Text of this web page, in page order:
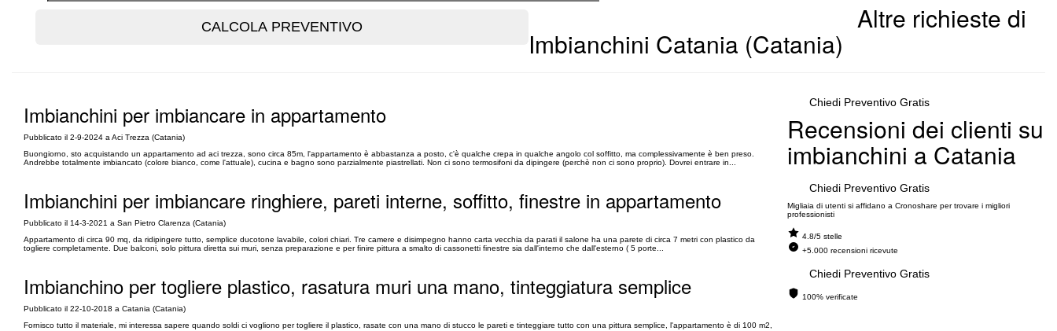
Altre richieste di
Imbianchini Catania (Catania)
Imbianchini per imbiancare in appartamento
Pubblicato il 2-9-2024 a Aci Trezza (Catania)
Buongiorno, sto acquistando un appartamento ad aci trezza, sono circa 85m, l'appartamento è abbastanza a posto, c'è qualche crepa in qualche angolo col soffitto, ma complessivamente è ben preso.
Andrebbe totalmente imbiancato (colore bianco, come l'attuale), cucina e bagno sono parzialmente piastrellati. Non ci sono termosifoni da dipingere (perchè non ci sono proprio). Dovrei entrare in...
Chiedi Preventivo Gratis
Imbianchini per imbiancare ringhiere, pareti interne, soffitto, finestre in appartamento
Pubblicato il 14-3-2021 a San Pietro Clarenza (Catania)
Appartamento di circa 90 mq, da ridipingere tutto, semplice ducotone lavabile, colori chiari. Tre camere e disimpegno hanno carta vecchia da parati il salone ha una parete di circa 7 metri con plastico da
togliere completamente. Due balconi, solo pittura diretta sui muri, senza preparazione e per finire pittura a smalto di cassonetti finestre sia dall'interno che dall'esterno ( 5 porte...
Chiedi Preventivo Gratis
Imbianchino per togliere plastico, rasatura muri una mano, tinteggiatura semplice
Pubblicato il 22-10-2018 a Catania (Catania)
Fornisco tutto il materiale, mi interessa sapere quando soldi ci vogliono per togliere il plastico, rasate con una mano di stucco le pareti e tinteggiare tutto con una pittura semplice, l'appartamento è di 100 m2,
Chiedi Preventivo Gratis
Recensioni dei clienti su
imbianchini a Catania
Migliaia di utenti si affidano a Cronoshare per trovare i migliori
professionisti
4.8/5 stelle
+5.000 recensioni ricevute
100% verificate